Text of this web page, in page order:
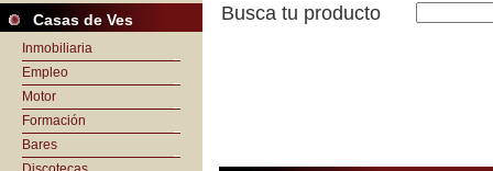
Casas de Ves
Inmobiliaria
Empleo
Motor
Formación
Bares
Busca tu producto